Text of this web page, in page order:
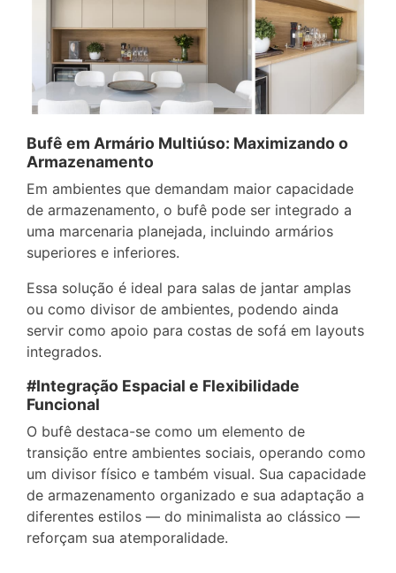
Bufê em Armário Multiúso: Maximizando o
Armazenamento
Em ambientes que demandam maior capacidade
de armazenamento, o bufê pode ser integrado a
uma marcenaria planejada, incluindo armários
superiores e inferiores.
Essa solução é ideal para salas de jantar amplas
ou como divisor de ambientes, podendo ainda
servir como apoio para costas de sofá em layouts
integrados.
#Integração Espacial e Flexibilidade
Funcional
O bufê destaca-se como um elemento de
transição entre ambientes sociais, operando como
um divisor físico e também visual. Sua capacidade
de armazenamento organizado e sua adaptação a
diferentes estilos — do minimalista ao clássico —
reforçam sua atemporalidade.